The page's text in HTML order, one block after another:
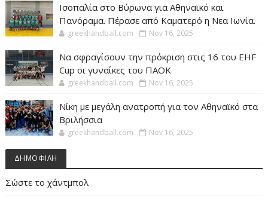
Ισοπαλία στο Βύρωνα για Αθηναϊκό και
Πανόραμα. Πέρασε από Καματερό η Νεα Ιωνία.
greekhandball.com Nov 16, 2025
Να σφραγίσουν την πρόκριση στις 16 του EHF
Cup οι γυναίκες του ΠΑΟΚ
greekhandball.com Nov 16, 2025
Νίκη με μεγάλη ανατροπή για τον Αθηναϊκό στα
Βριλήσσια
greekhandball.com Nov 16, 2025
ΔΗΜΟΦΙΛΗ
Σώστε το χάντμπολ